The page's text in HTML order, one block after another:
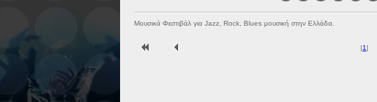
Μουσικά Φεστιβάλ για Jazz, Rock, Blues μουσική στην Ελλάδα.
|1 |